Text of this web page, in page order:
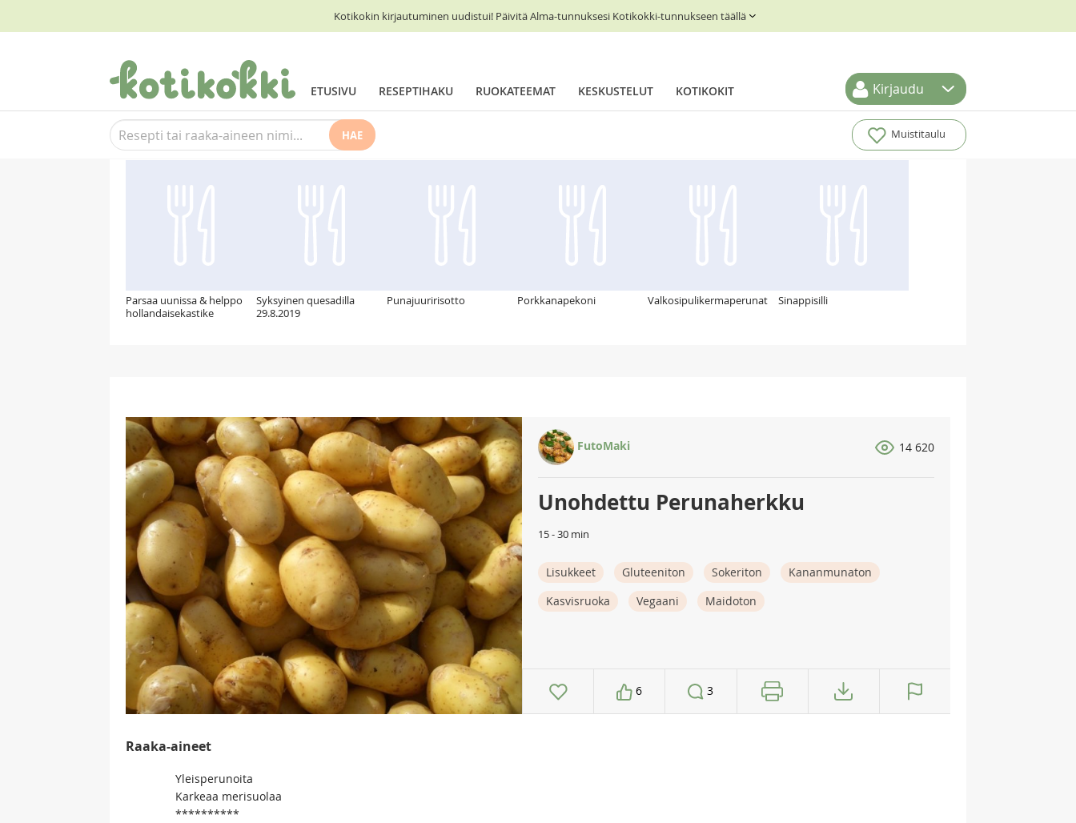
Kotikokin kirjautuminen uudistui! Päivitä Alma-tunnuksesi Kotikokki-tunnukseen täällä
ETUSIVU RESEPTIHAKU RUOKATEEMAT KESKUSTELUT KOTIKOKIT Kirjaudu
HAE Muistitaulu
Suosittelemme myös
Parsaa uunissa & helppo
hollandaisekastike
Syksyinen quesadilla
29.8.2019
Punajuuririsotto Porkkanapekoni Valkosipulikermaperunat Sinappisilli
FutoMaki 14 620
Unohdettu Perunaherkku
15 - 30 min
Lisukkeet Gluteeniton Sokeriton
Kananmunaton
Kasvisruoka
Vegaani Maidoton
6 3
Raaka-aineet
Yleisperunoita
Karkeaa merisuolaa
**********